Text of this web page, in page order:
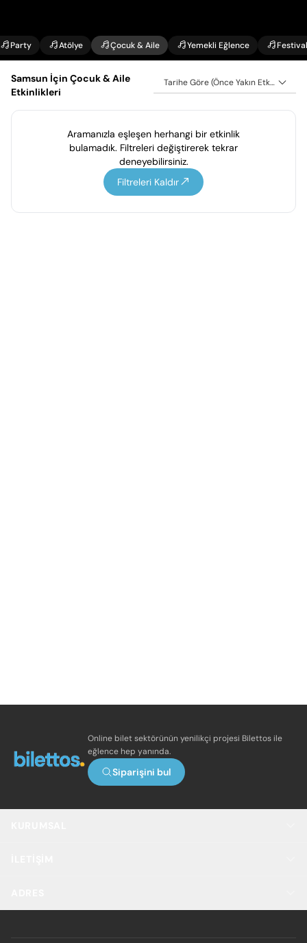
Party Atölye Çocuk & Aile Yemekli Eğlence Festival
Samsun İçin Çocuk & Aile
Etkinlikleri
Tarihe Göre (Önce Yakın Etkinlikler)
Aramanızla eşleşen herhangi bir etkinlik
bulamadık. Filtreleri değiştirerek tekrar
deneyebilirsiniz.
Filtreleri Kaldır
Online bilet sektörünün yenilikçi projesi Bilettos ile
eğlence hep yanında.
Siparişini bul